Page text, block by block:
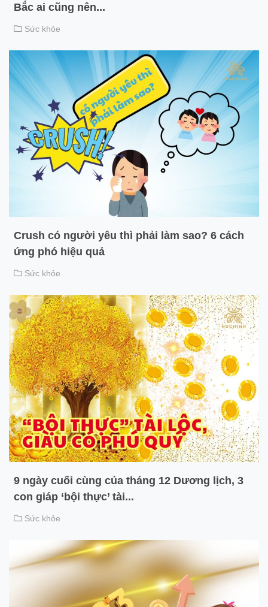
Bắc ai cũng nên...
Sức khỏe
Crush có người yêu thì phải làm sao? 6 cách
ứng phó hiệu quả
Sức khỏe
9 ngày cuối cùng của tháng 12 Dương lịch, 3
con giáp ‘bội thực’ tài...
Sức khỏe